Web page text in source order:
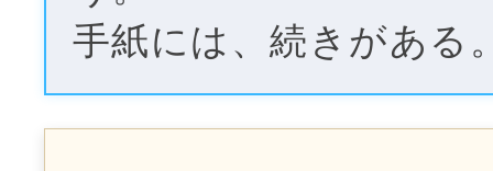
手紙には、続きがある